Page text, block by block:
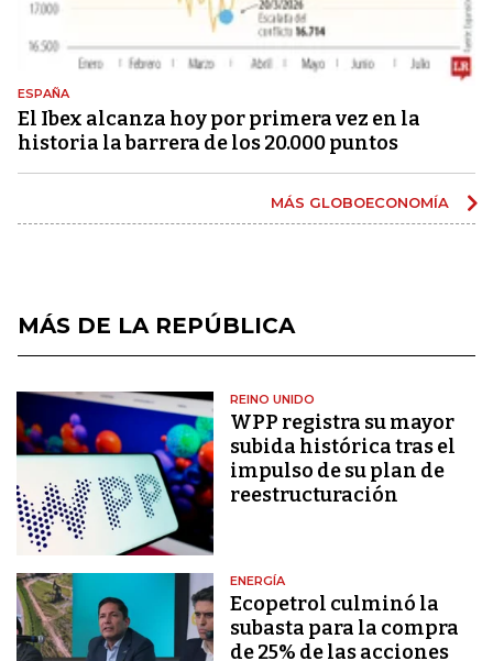
ESPAÑA
El Ibex alcanza hoy por primera vez en la
historia la barrera de los 20.000 puntos
MÁS GLOBOECONOMÍA
MÁS DE LA REPÚBLICA
REINO UNIDO
WPP registra su mayor
subida histórica tras el
impulso de su plan de
reestructuración
ENERGÍA
Ecopetrol culminó la
subasta para la compra
de 25% de las acciones